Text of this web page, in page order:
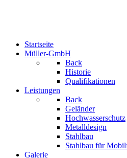
Startseite
Müller-GmbH
Back
Historie
Qualifikationen
Leistungen
Back
Geländer
Hochwasserschutz
Metalldesign
Stahlbau
Stahlbau für
Galerie